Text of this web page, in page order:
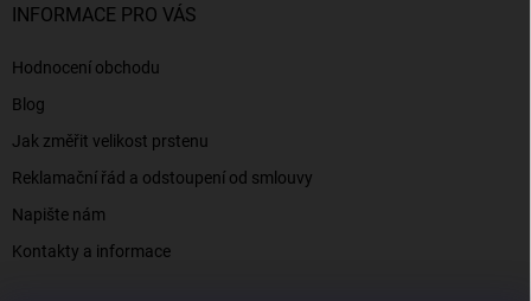
INFORMACE PRO VÁS
Hodnocení obchodu
Blog
Jak změřit velikost prstenu
Reklamační řád a odstoupení od smlouvy
Napište nám
Kontakty a informace